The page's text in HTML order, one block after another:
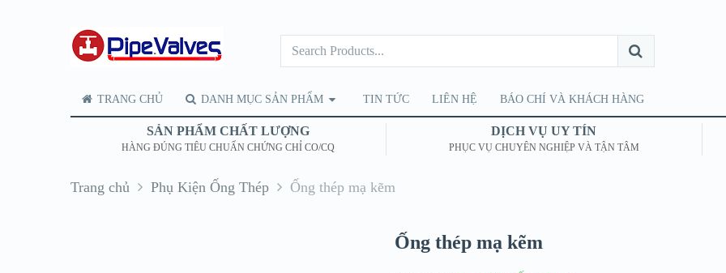
TRANG CHỦ DANH MỤC SẢN PHẨM TIN TỨC LIÊN HỆ BÁO CHÍ VÀ KHÁCH HÀNG
SẢN PHẨM CHẤT LƯỢNG
HÀNG ĐÚNG TIÊU CHUẨN CHỨNG CHỈ CO/CQ
DỊCH VỤ UY TÍN
PHỤC VỤ CHUYÊN NGHIỆP VÀ TẬN TÂM
Trang chủ Phụ Kiện Ống Thép Ống thép mạ kẽm
Ống thép mạ kẽm